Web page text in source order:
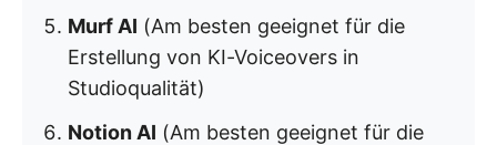
Murf AI (Am besten geeignet für die
Erstellung von KI-Voiceovers in
Studioqualität)
Notion AI (Am besten geeignet für die